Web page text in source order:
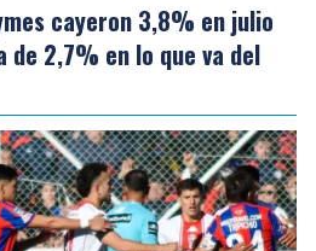
cayeron 3,8% en julio
de 2,7% en lo que va del